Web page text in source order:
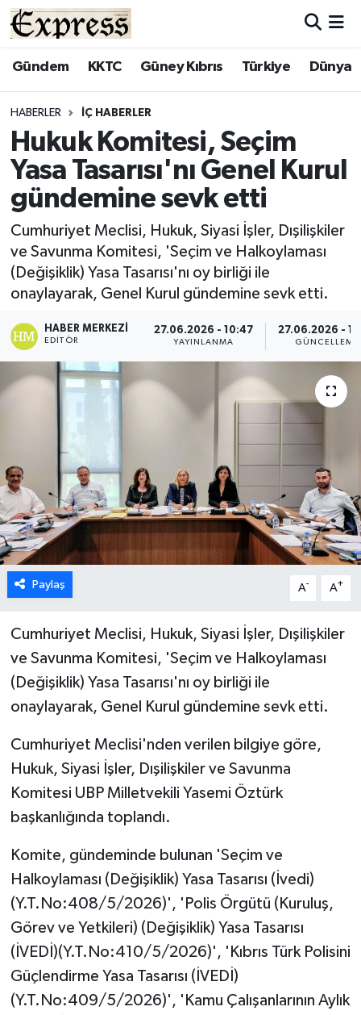
Gündem KKTC Güney Kıbrıs Türkiye Dünya
HABERLER İÇ HABERLER
Hukuk Komitesi, Seçim
Yasa Tasarısı'nı Genel Kurul
gündemine sevk etti
Cumhuriyet Meclisi, Hukuk, Siyasi İşler, Dışilişkiler
ve Savunma Komitesi, 'Seçim ve Halkoylaması
(Değişiklik) Yasa Tasarısı'nı oy birliği ile
onaylayarak, Genel Kurul gündemine sevk etti.
HABER MERKEZI
EDITÖR
27.06.2026 - 10:47
YAYINLANMA
27.06.2026 -
GÜNCELLEME
Paylaş A- A+
Cumhuriyet Meclisi, Hukuk, Siyasi İşler, Dışilişkiler
ve Savunma Komitesi, 'Seçim ve Halkoylaması
(Değişiklik) Yasa Tasarısı'nı oy birliği ile
onaylayarak, Genel Kurul gündemine sevk etti.
Cumhuriyet Meclisi'nden verilen bilgiye göre,
Hukuk, Siyasi İşler, Dışilişkiler ve Savunma
Komitesi UBP Milletvekili Yasemi Öztürk
başkanlığında toplandı.
Komite, gündeminde bulunan 'Seçim ve
Halkoylaması (Değişiklik) Yasa Tasarısı (İvedi)
(Y.T.No:408/5/2026)', 'Polis Örgütü (Kuruluş,
Görev ve Yetkileri) (Değişiklik) Yasa Tasarısı
(İVEDİ)(Y.T.No:410/5/2026)', 'Kıbrıs Türk Polisini
Güçlendirme Yasa Tasarısı (İVEDİ)
(Y.T.No:409/5/2026)', 'Kamu Çalışanlarının Aylık
ALAYKÖY
BİLİM
ÇATALKÖY
DÜNYA
EĞİTİM
ESENTEPE
GAZİMAĞUSA
GİRNE
GÜNDEM
GÜNEY KIBRIS
İÇ HABERLER
KÜLTÜR SANAT
LAPTA
LEFKOŞA
MAGAZİN
Nöbetçi Eczaneler
SAĞLIK
SİYASET
TATLISU
Hava Durumu
Süper Lig Puan Durumu ve Fikstür
Tüm Manşetler
Son Dakika Haberleri
Haber Arşivi